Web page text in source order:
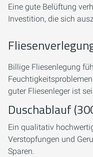
Eine gute Belüftung
Investition, die sich
Billige Fliesenlegung
guter Fliesenleger ist
Duschablauf
Ein qualitativ
Verstopfungen und
Sparen.